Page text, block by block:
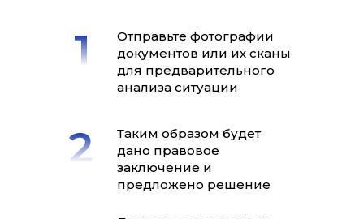
Отправьте фотографии
документов или их сканы
для предварительного
анализа ситуации
Таким образом будет
дано правовое
заключение и
предложено решение